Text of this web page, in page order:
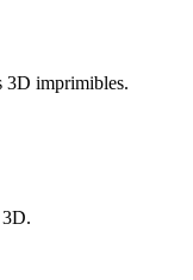
3D imprimibles.